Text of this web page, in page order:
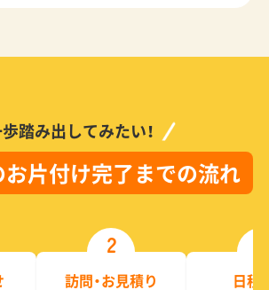
踏み出してみたい！
片付け完了までの流れ
2
訪問・お見積り 日程